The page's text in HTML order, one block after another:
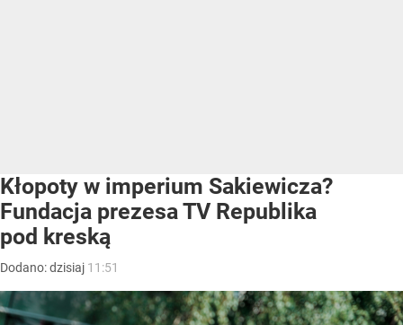
Kłopoty w imperium Sakiewicza?
Fundacja prezesa TV Republika
pod kreską
Dodano:dzisiaj 11:51